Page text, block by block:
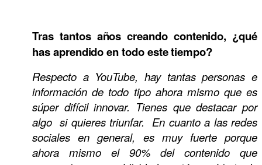
Tras tantos años creando contenido, ¿qué
has aprendido en todo este tiempo?
Respecto a YouTube, hay tantas personas e
información de todo tipo ahora mismo que es
súper difícil innovar. Tienes que destacar por
algo si quieres triunfar. En cuanto a las redes
sociales en general, es muy fuerte porque
ahora mismo el 90% del contenido que